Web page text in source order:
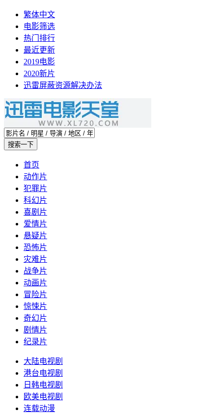
繁体中文
电影筛选
热门排行
最近更新
2019电影
2020新片
迅雷屏蔽资源解决办法
首页
动作片
犯罪片
科幻片
喜剧片
爱情片
悬疑片
恐怖片
灾难片
战争片
动画片
冒险片
惊悚片
奇幻片
剧情片
纪录片
大陆电视剧
港台电视剧
日韩电视剧
欧美电视剧
连载动漫